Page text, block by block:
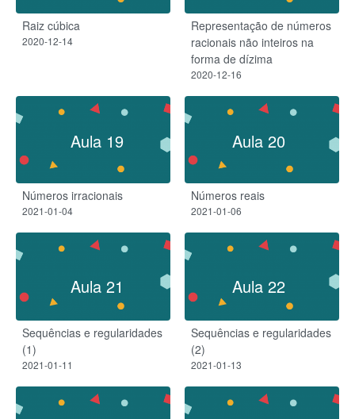
Raiz cúbica
2020-12-14
Representação de números
racionais não inteiros na
forma de dízima
2020-12-16
Aula 19
Números irracionais
2021-01-04
Aula 20
Números reais
2021-01-06
Aula 21
Sequências e regularidades
(1)
2021-01-11
Aula 22
Sequências e regularidades
(2)
2021-01-13